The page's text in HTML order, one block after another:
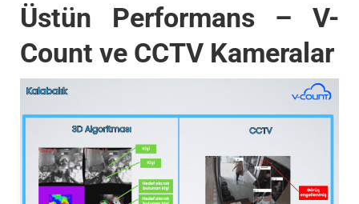
Üstün Performans – V-
Count ve CCTV Kameralar